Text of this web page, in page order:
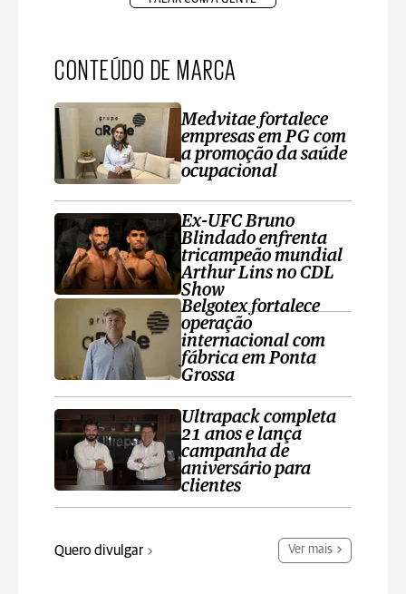
CONTEÚDO DE MARCA
Medvitae fortalece
empresas em PG com
a promoção da saúde
ocupacional
Ex-UFC Bruno
Blindado enfrenta
tricampeão mundial
Arthur Lins no CDL
Show
Belgotex fortalece
operação
internacional com
fábrica em Ponta
Grossa
Ultrapack completa
21 anos e lança
campanha de
aniversário para
clientes
Quero divulgar Ver mais